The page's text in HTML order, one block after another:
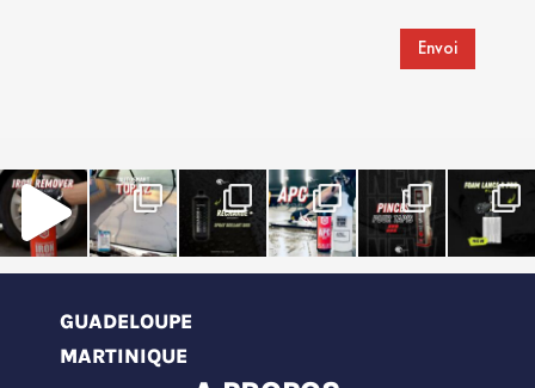
Envoi
GUADELOUPE
MARTINIQUE